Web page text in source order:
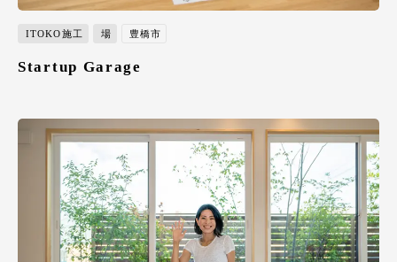
ITOKO施工 場 豊橋市
Startup Garage